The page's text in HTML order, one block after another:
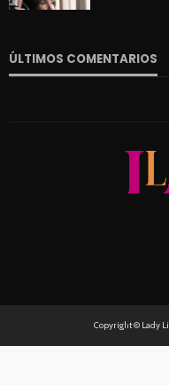
ÚLTIMOS COMENTARIOS
Copyright © Lady